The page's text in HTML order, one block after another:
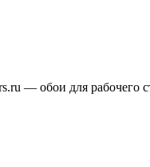
— обои для рабочего